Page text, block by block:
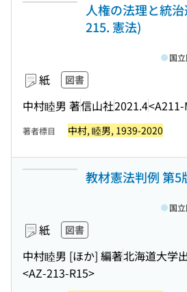
人権の法理と統
215. 憲法)
紙 図書
中村睦男 著信山社2021.4
国
著者標目 中村, 睦男, 1939-2020
教材憲法判例 第5
紙 図書
中村睦男 [ほか] 編著北海道大学
<AZ-213-R15>
国